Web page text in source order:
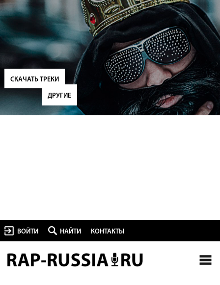
ВОЙТИ НАЙТИ КОНТАКТЫ
СКАЧАТЬ ТРЕКИ
ДРУГИЕ